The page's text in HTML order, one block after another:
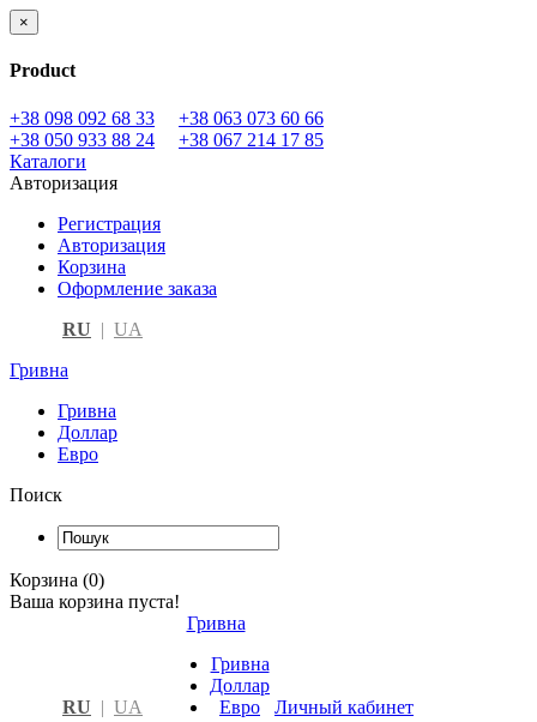
×
Product
+38 098 092 68 33
+38 063 073 60 66
+38 050 933 88 24
+38 067 214 17 85
Каталоги
Авторизация
Регистрация
Авторизация
Корзина
Оформление заказа
RU | UA
Гривна
Гривна
Доллар
Евро
Поиск
Корзина (0)
Ваша корзина пуста!
RU | UA
Гривна
Гривна
Доллар
Евро
Личный кабинет